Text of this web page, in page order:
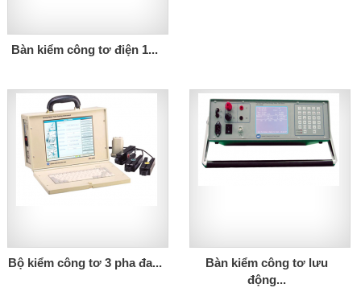
Bàn kiểm công tơ điện 1...
Bộ kiểm công tơ 3 pha đa...
Bàn kiểm công tơ lưu
động...